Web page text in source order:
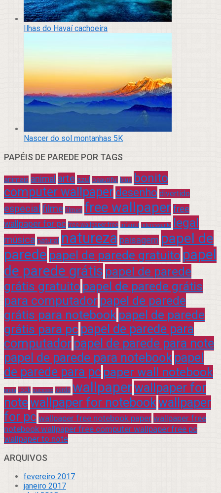
Ilhas do Havaí cachoeira
Nascer do sol montanhas 5K
PAPÉIS DE PAREDE POR TAGS
animais animal arte azul beautiful blue bonito
computer wallpaper desenho divertido
especial filme filmes free wallpaper free
wallpaper for pc free wallpaper free infantil interessante legal
música natural natureza paisagem papel de
parede papel de parede gratuito papel
de parede grátis papel de parede
grátis gratuito papel de parede grátis
para computador papel de parede
grátis para notebook papel de parede
grátis para pc papel de parede para
computador papel de parede para note
papel de parede para notebook papel
de parede para pc paper wall notebook
praia rock sucesso verde wallpaperwallpaper for
notewallpaper for notebookwallpaper
for pc wallpaper free notebook paper wallpaper free
notebook wallpaper free computer wallpaper free pc
wallpaper to note
ARQUIVOS
fevereiro 2017
janeiro 2017